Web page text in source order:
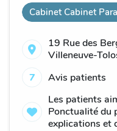
Cabinet Cabinet
19 Rue des
Villeneuve-
7
Avis patients
Les patients
Ponctualité du
explications et